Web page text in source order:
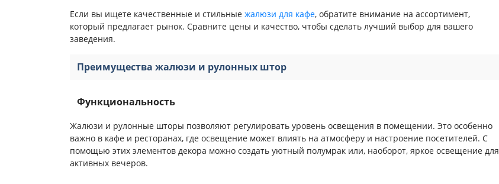
Если вы ищете качественные и стильные жалюзи для кафе, обратите внимание на ассортимент,
который предлагает рынок. Сравните цены и качество, чтобы сделать лучший выбор для вашего
заведения.
Преимущества жалюзи и рулонных штор
Функциональность
Жалюзи и рулонные шторы позволяют регулировать уровень освещения в помещении. Это особенно
важно в кафе и ресторанах, где освещение может влиять на атмосферу и настроение посетителей. С
помощью этих элементов декора можно создать уютный полумрак или, наоборот, яркое освещение для
активных вечеров.